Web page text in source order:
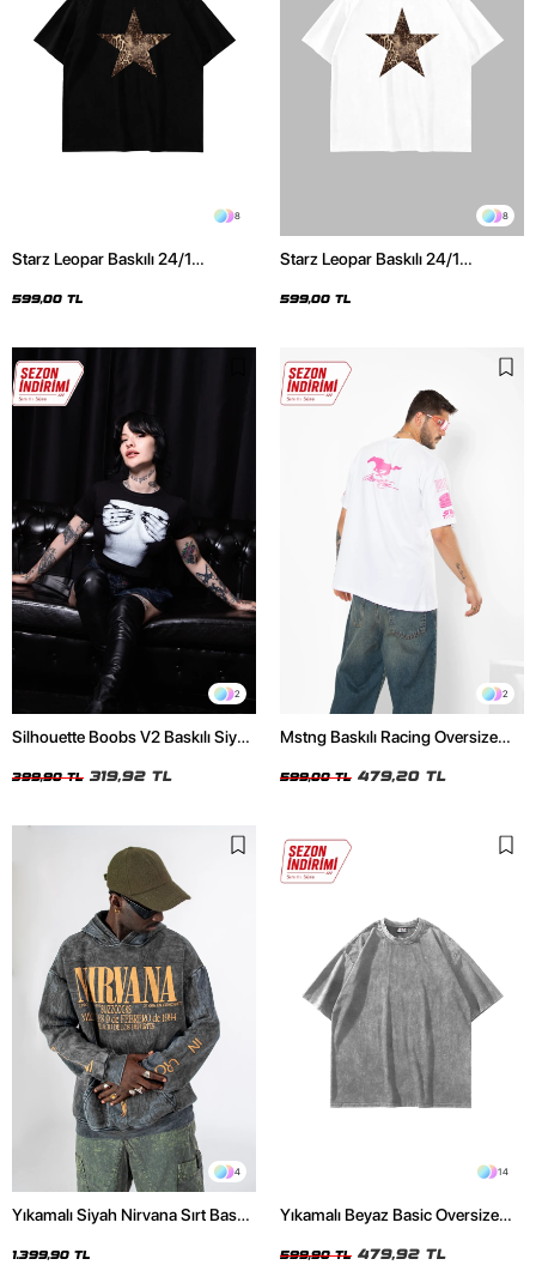
8
Starz Leopar Baskılı 24/1
599,00 TL
8
Starz Leopar Baskılı 24/1
599,00 TL
2
Silhouette Boobs V2 Baskılı Siyah
399,90 TL 319,92 TL
2
Mstng Baskılı Racing Oversize
599,00 TL 479,20 TL
4
Yıkamalı Siyah Nirvana Sırt Baskılı
1.399,90 TL
14
Yıkamalı Beyaz Basic Oversize
599,90 TL 479,92 TL